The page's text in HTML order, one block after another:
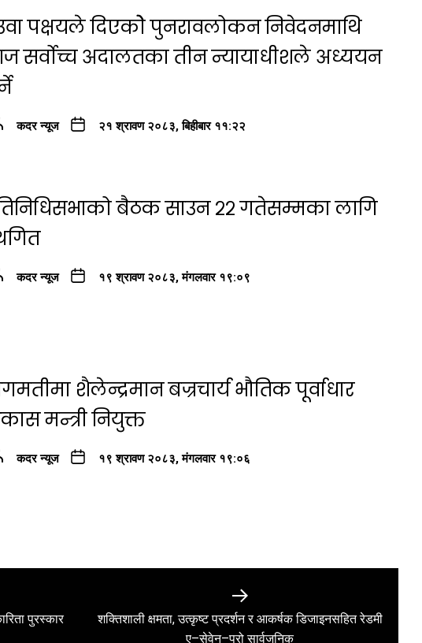
पक्षयले दिएकोे पुनरावलोकन निवेदनमाथि
सर्वोच्च अदालतका तीन न्यायाधीशले अध्ययन
कदर न्यूज २१ श्रावण २०८३, बिहीबार ११:२२
बैठक साउन २२ गतेसम्मका लागि
कदर न्यूज १९ श्रावण २०८३, मंगलवार १९:०९
शैलेन्द्रमान बज्रचार्य भौतिक पूर्वाधार
मन्त्री नियुक्त
कदर न्यूज १९ श्रावण २०८३, मंगलवार १९:०६
पुरस्कार
Next
शक्तिशाली क्षमता, उत्कृष्ट प्रदर्शन र आकर्षक डिजाइनसहित रेडमी
ए–सेवेन–प्रो सार्वजनिक